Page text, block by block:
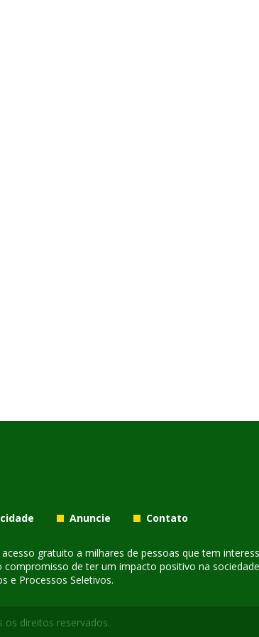
Anuncie Contato
gratuito a milhares de pessoas que tem
de ter um impacto positivo na
e Processos Seletivos.
os direitos reservados.